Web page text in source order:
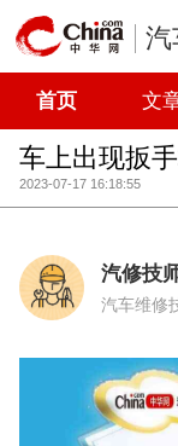
汽
首页 文
车上出现扳
2023-07-17 16:18:55
汽修技
汽车维修